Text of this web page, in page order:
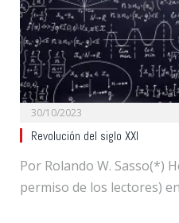
30/10/2023
Revolución del siglo XXI
Por Rolando W. Sasso(*)
permiso de los lectores)